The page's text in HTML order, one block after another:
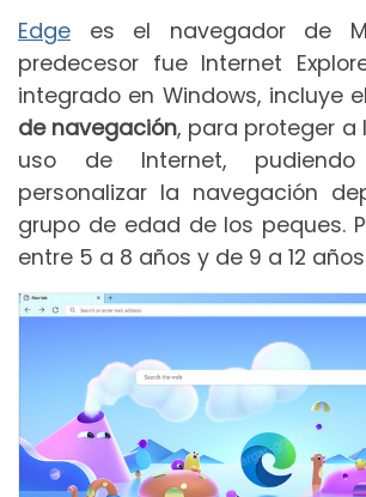
Edge es el navegador de
predecesor fue Internet
integrado en Windows, incluye el
de navegación, para proteger a
uso de Internet,
personalizar la navegación
grupo de edad de los peques.
entre 5 a 8 años y de 9 a 12